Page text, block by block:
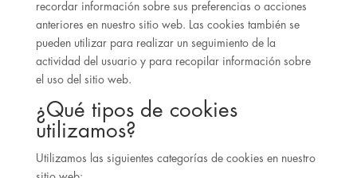
recordar información sobre sus preferencias o acciones
anteriores en nuestro sitio web. Las cookies también se
pueden utilizar para realizar un seguimiento de la
actividad del usuario y para recopilar información sobre
el uso del sitio web.
¿Qué tipos de cookies
utilizamos?
Utilizamos las siguientes categorías de cookies en nuestro